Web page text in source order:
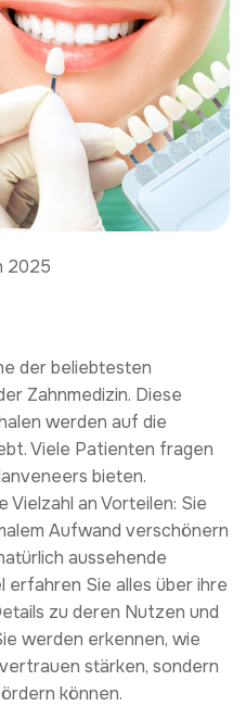
2025
der beliebtesten
Zahnmedizin. Diese
werden auf die
Viele Patienten fragen
bieten.
Vielzahl an Vorteilen: Sie
Aufwand verschönern
aussehende
erfahren Sie alles über ihre
zu deren Nutzen und
werden erkennen, wie
stärken, sondern
können.